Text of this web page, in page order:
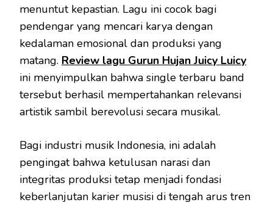
menuntut kepastian. Lagu ini cocok bagi
pendengar yang mencari karya dengan
kedalaman emosional dan produksi yang
matang. Review lagu Gurun Hujan Juicy Luicy
ini menyimpulkan bahwa single terbaru band
tersebut berhasil mempertahankan relevansi
artistik sambil berevolusi secara musikal.
Bagi industri musik Indonesia, ini adalah
pengingat bahwa ketulusan narasi dan
integritas produksi tetap menjadi fondasi
keberlanjutan karier musisi di tengah arus tren